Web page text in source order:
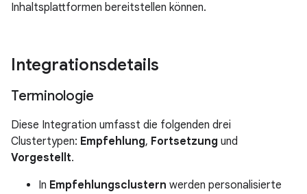
Inhaltsplattformen bereitstellen können.
Integrationsdetails
Terminologie
Diese Integration umfasst die folgenden drei
Clustertypen: Empfehlung, Fortsetzung und
Vorgestellt.
In Empfehlungsclustern werden personalisierte